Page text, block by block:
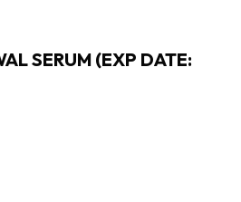
SERUM (EXP DATE: